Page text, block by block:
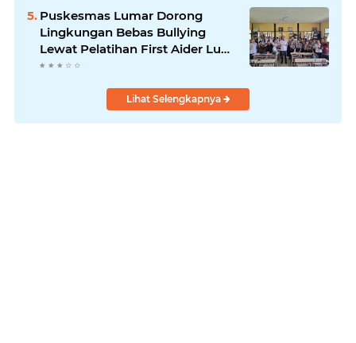
Puskesmas Lumar Dorong
Lingkungan Bebas Bullying
Lewat Pelatihan First Aider Luka
Psikologis di SMAN 01
Lihat Selengkapnya